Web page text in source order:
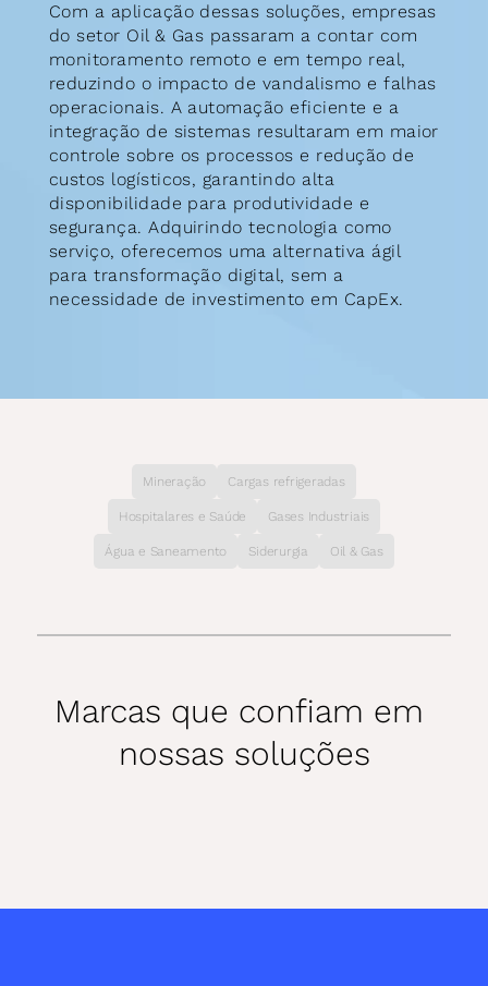
Com a aplicação dessas soluções, empresas
do setor Oil & Gas passaram a contar com
monitoramento remoto e em tempo real,
reduzindo o impacto de vandalismo e falhas
operacionais. A automação eficiente e a
integração de sistemas resultaram em maior
controle sobre os processos e redução de
custos logísticos, garantindo alta
disponibilidade para produtividade e
segurança. Adquirindo tecnologia como
serviço, oferecemos uma alternativa ágil
para transformação digital, sem a
necessidade de investimento em CapEx.
Mineração Cargas refrigeradas
Hospitalares e Saúde Gases Industriais
Água e Saneamento Siderurgia Oil & Gas
Marcas que confiam em
nossas soluções